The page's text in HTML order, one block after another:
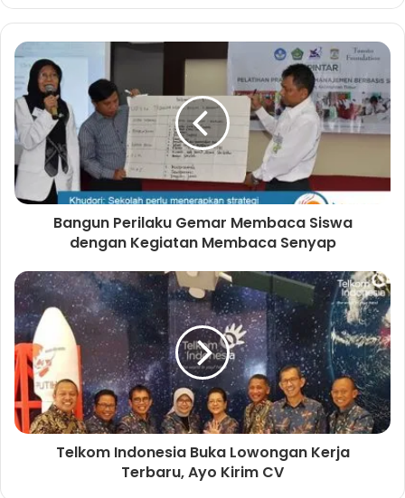
Bangun Perilaku Gemar Membaca Siswa
dengan Kegiatan Membaca Senyap
Telkom Indonesia Buka Lowongan Kerja
Terbaru, Ayo Kirim CV